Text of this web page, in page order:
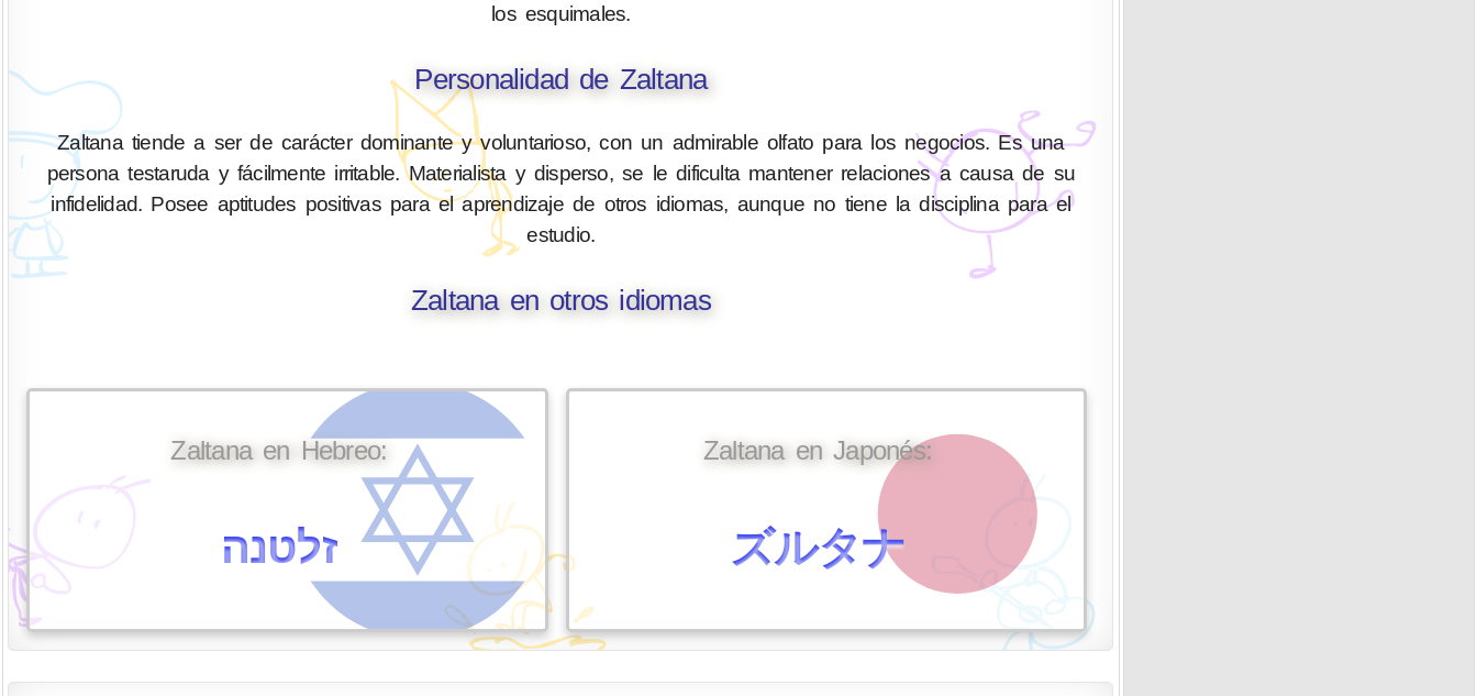
los esquimales.
Personalidad de Zaltana
Zaltana tiende a ser de carácter dominante y voluntarioso, con un admirable olfato para los negocios. Es una
persona testaruda y fácilmente irritable. Materialista y disperso, se le dificulta mantener relaciones a causa de su
infidelidad. Posee aptitudes positivas para el aprendizaje de otros idiomas, aunque no tiene la disciplina para el
estudio.
Zaltana en otros idiomas
Zaltana en Hebreo:
זלטנה
Zaltana en Japonés:
ズルタナ